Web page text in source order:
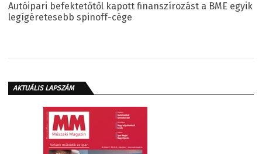
Autóipari befektetőtől kapott finanszírozást a BME egyik
legígéretesebb spinoff-cége
AKTUÁLIS LAPSZÁM